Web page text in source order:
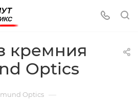
кремния
Optics
Optics —